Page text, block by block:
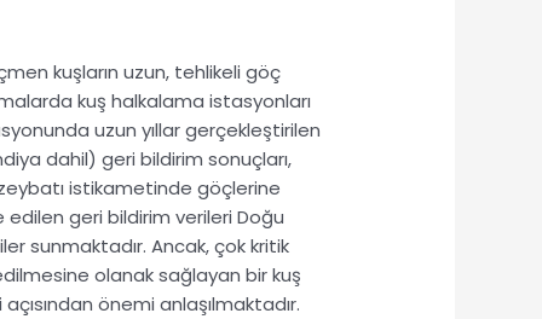
kuşların uzun, tehlikeli göç
kuş halkalama istasyonları
uzun yıllar gerçekleştirilen
dahil) geri bildirim sonuçları,
istikametinde göçlerine
edilen geri bildirim verileri Doğu
sunmaktadır. Ancak, çok kritik
olanak sağlayan bir kuş
önemi anlaşılmaktadır.